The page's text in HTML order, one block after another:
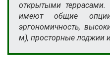
открытыми
имеют общие
эргономичность,
м), просторные лоджии